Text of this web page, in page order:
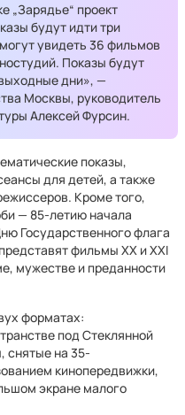
„Зарядье“ проект
будут идти три
увидеть 36 фильмов
Показы будут
дни», —
Москвы, руководитель
Алексей Фурсин.
показы,
для детей, а также
Кроме того,
— 85-летию начала
Государственного флага
фильмы XX и XXI
мужестве и преданности
форматах:
под Стеклянной
снятые на 35-
кинопередвижки,
экране малого